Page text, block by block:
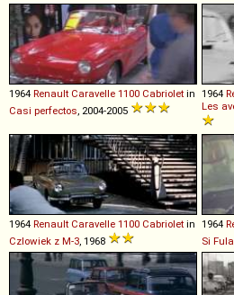
1964 Renault Caravelle 1100 Cabriolet in
Casi perfectos , 2004-2005
1964
Les
1964 Renault Caravelle 1100 Cabriolet in
Czlowiek z M-3 , 1968
1964
Si